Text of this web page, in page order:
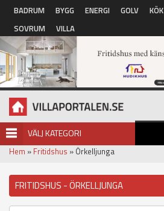
Hoppa till huvudinnehåll
BADRUM BYGG ENERGI GOLV KÖK
SOVRUM
VILLA
VÄLJ KATEGORI
Hem » Fritidshus » Örkelljunga
FRITIDSHUS - ÖRKELLJUNGA